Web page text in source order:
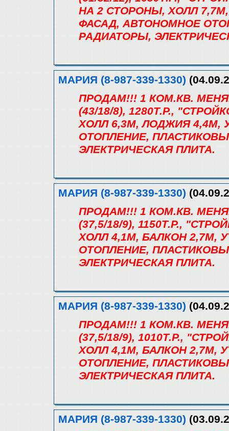
НА 2 СТОРОНЫ, ХОЛЛ
ФАСАД, АВТОНОМНОЕ
РАДИАТОРЫ,
МАРИЯ (8-987-339-1330)
ПРОДАМ!!! 1 КОМ.КВ.
(43/18/8), 1280Т.Р.,
ХОЛЛ 6,3М, ЛОДЖИЯ
ОТОПЛЕНИЕ,
ЭЛЕКТРИЧЕСКАЯ ПЛИТА.
МАРИЯ (8-987-339-1330)
ПРОДАМ!!! 1 КОМ.КВ.
(37,5/18/9), 1150Т.Р.,
ХОЛЛ 4,1М, БАЛКОН 2,7М,
ОТОПЛЕНИЕ,
ЭЛЕКТРИЧЕСКАЯ ПЛИТА.
МАРИЯ (8-987-339-1330)
ПРОДАМ!!! 1 КОМ.КВ.
(37,5/18/9), 1010Т.Р.,
ХОЛЛ 4,1М, БАЛКОН 2,7М,
ОТОПЛЕНИЕ,
ЭЛЕКТРИЧЕСКАЯ ПЛИТА.
МАРИЯ (8-987-339-1330)